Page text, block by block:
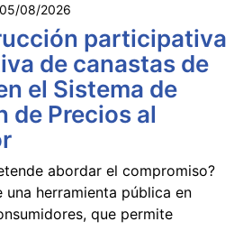
05/08/2026
participativa
de canastas de
el Sistema de
de Precios al
abordar el compromiso?
una herramienta pública en
que permite